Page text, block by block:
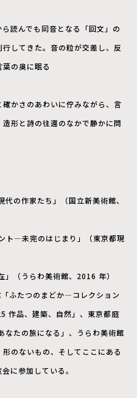
読んでも同音となる「回文」の
してきた。音の粒が交差し、反
の奥に眠る
かさのあわいに佇みながら、言
形と詩の往還のなかで静かに問
の作家たち」（国立新美術館、
ト―未完のはじまり」（東京都現
」（うらわ美術館、2016 年）
ふたつのまどか―コレクション
作品、建築、自然」、東京都庭
なたの旅になる」、うらわ美術館
のないもの、そしてここにある
に参加している。